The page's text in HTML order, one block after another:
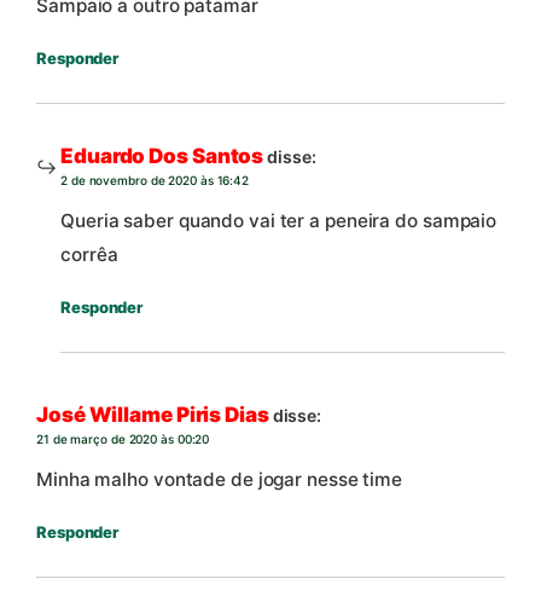
Sampaio a outro patamar
Responder
Eduardo Dos Santosdisse:
2 de novembro de 2020 às 16:42
Queria saber quando vai ter a peneira do sampaio
corrêa
Responder
José Willame Piris Diasdisse:
21 de março de 2020 às 00:20
Minha malho vontade de jogar nesse time
Responder